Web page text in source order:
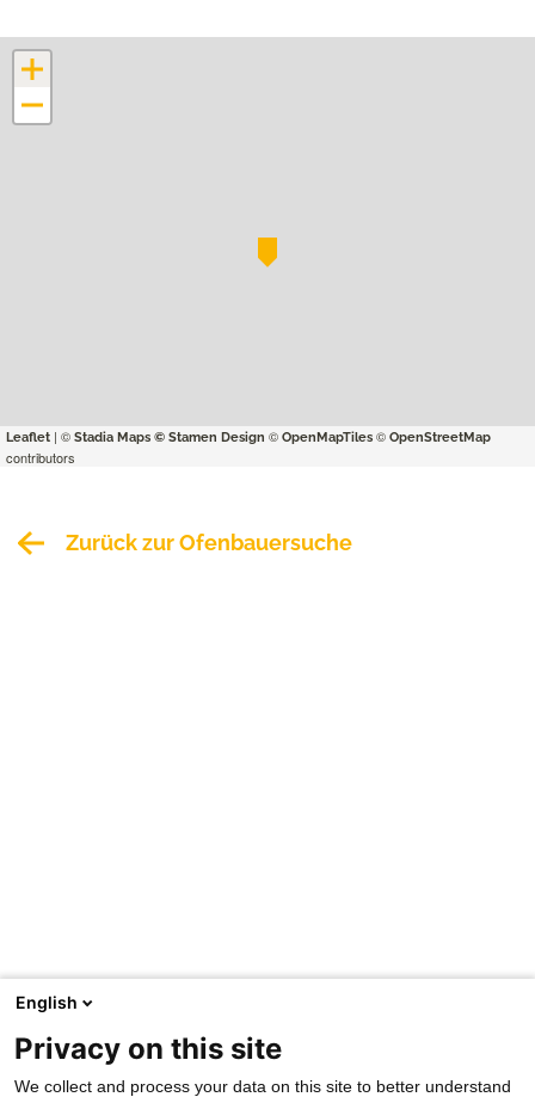
+
−
Leaflet | © Stadia Maps © Stamen Design © OpenMapTiles © OpenStreetMap
contributors
Zurück zur Ofenbauersuche
English
Privacy on this site
We collect and process your data on this site to better understand